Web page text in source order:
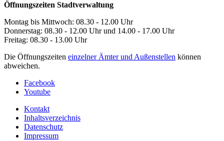
Öffnungszeiten Stadtverwaltung
Montag bis Mittwoch: 08.30 - 12.00 Uhr
Donnerstag: 08.30 - 12.00 Uhr und 14.00 - 17.00 Uhr
Freitag: 08.30 - 13.00 Uhr
Die Öffnungszeiten einzelner Ämter und Außenstellen können
abweichen.
Facebook
Youtube
Kontakt
Inhaltsverzeichnis
Datenschutz
Impressum